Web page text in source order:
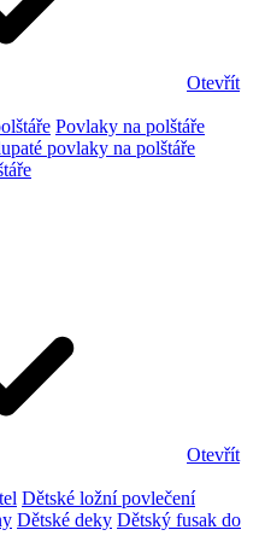
Otevřít
Povlaky na polštáře
povlaky na polštáře
Otevřít
Dětské ložní povlečení
Dětské deky Dětský fusak do